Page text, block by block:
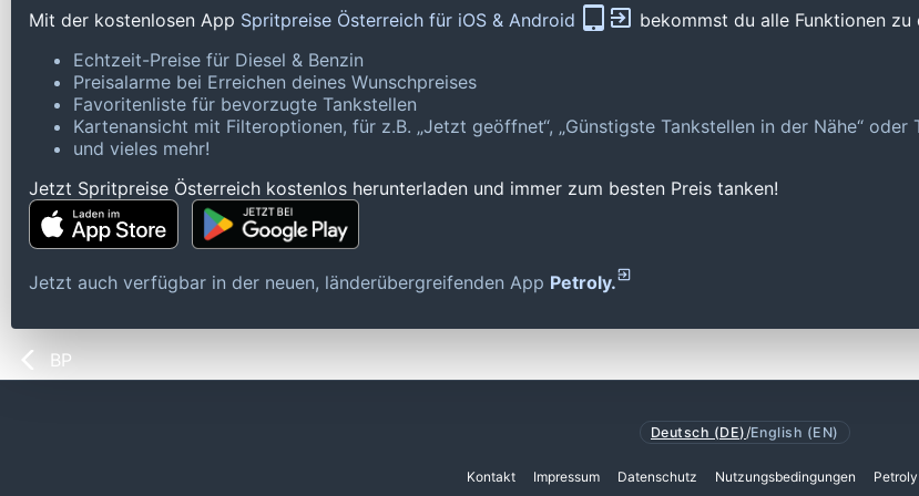
Mit der kostenlosen App Spritpreise Österreich für iOS & Android
bekommst du alle Funktionen
Echtzeit-Preise für Diesel & Benzin
Preisalarme bei Erreichen deines Wunschpreises
Favoritenliste für bevorzugte Tankstellen
Kartenansicht mit Filteroptionen, für z.B. „Jetzt geöffnet“, „Günstigste Tankstellen in der Nähe“
und vieles mehr!
Jetzt Spritpreise Österreich kostenlos herunterladen und immer zum besten Preis tanken!
Jetzt auch verfügbar in der neuen, länderübergreifenden App Petroly.
BP
Deutsch (DE) /English (EN)
Kontakt Impressum Datenschutz Nutzungsbedingungen Petroly